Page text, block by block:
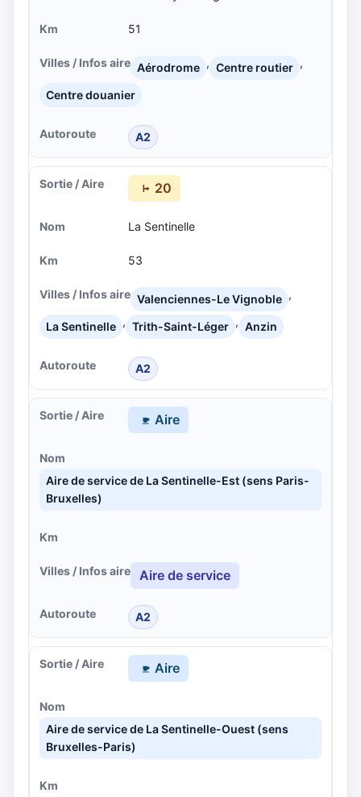
51
Aérodrome , Centre routier ,
Centre douanier
A2
20
La Sentinelle
53
Valenciennes-Le Vignoble ,
La Sentinelle , Trith-Saint-Léger , Anzin
A2
Aire
Aire de service de La Sentinelle-Est (sens Paris-
Bruxelles)
Aire de service
A2
Aire
Aire de service de La Sentinelle-Ouest (sens
Bruxelles-Paris)